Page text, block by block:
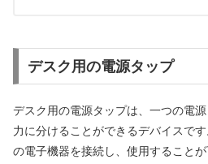
デスク用の電源タップ
デスク用の電源タップは、一つの電
力に分けることができるデバイスで
の電子機器を接続し、使用すること